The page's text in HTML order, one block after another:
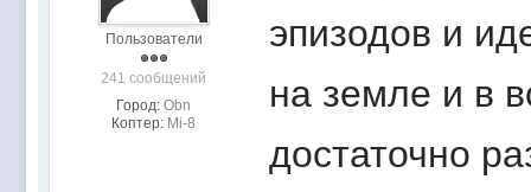
Пользователи
241 сообщений
Город: Obn
Коптер: Mi-8
эпизодов и
на земле и в
достаточно